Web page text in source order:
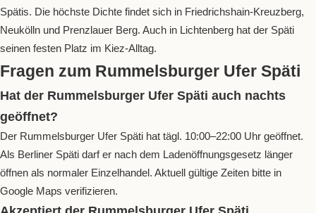
Spätis. Die höchste Dichte findet sich in Friedrichshain-Kreuzberg,
Neukölln und Prenzlauer Berg. Auch in Lichtenberg hat der Späti
seinen festen Platz im Kiez-Alltag.
Fragen zum Rummelsburger Ufer Späti
Hat der Rummelsburger Ufer Späti auch nachts
geöffnet?
Der Rummelsburger Ufer Späti hat tägl. 10:00–22:00 Uhr geöffnet.
Als Berliner Späti darf er nach dem Ladenöffnungsgesetz länger
öffnen als normaler Einzelhandel. Aktuell gültige Zeiten bitte in
Google Maps verifizieren.